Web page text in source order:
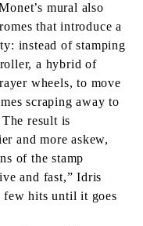
mural also
that introduce a
instead of stamping
a hybrid of
wheels, to move
scraping away to
result is
and more askew,
of the stamp
and fast,” Idris
few hits until it goes